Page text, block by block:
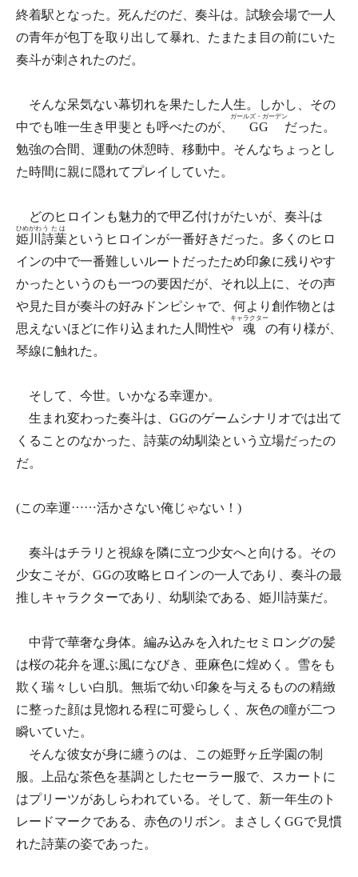
終着駅となった。死んだのだ、奏斗は。試験会場で一人
の青年が包丁を取り出して暴れ、たまたま目の前にいた
奏斗が刺されたのだ。
そんな呆気ない幕切れを果たした人生。しかし、その
中でも唯一生き甲斐とも呼べたのが、
GG
ガールズ・ガーデン
だった。
勉強の合間、運動の休憩時、移動中。そんなちょっとし
た時間に親に隠れてプレイしていた。
どのヒロインも魅力的で甲乙付けがたいが、奏斗は
姫川
ひめがわ
詩葉
うたは
というヒロインが一番好きだった。多くのヒロ
インの中で一番難しいルートだったため印象に残りやす
かったというのも一つの要因だが、それ以上に、その声
や見た目が奏斗の好みドンピシャで、何より創作物とは
思えないほどに作り込まれた人間性や
魂
キャラクター
の有り様が、
琴線に触れた。
そして、今世。いかなる幸運か。
生まれ変わった奏斗は、GGのゲームシナリオでは出て
くることのなかった、詩葉の幼馴染という立場だったの
だ。
(この幸運……活かさない俺じゃない！)
奏斗はチラリと視線を隣に立つ少女へと向ける。その
少女こそが、GGの攻略ヒロインの一人であり、奏斗の最
推しキャラクターであり、幼馴染である、姫川詩葉だ。
中背で華奢な身体。編み込みを入れたセミロングの髪
は桜の花弁を運ぶ風になびき、亜麻色に煌めく。雪をも
欺く瑞々しい白肌。無垢で幼い印象を与えるものの精緻
に整った顔は見惚れる程に可愛らしく、灰色の瞳が二つ
瞬いていた。
そんな彼女が身に纏うのは、この姫野ヶ丘学園の制
服。上品な茶色を基調としたセーラー服で、スカートに
はプリーツがあしらわれている。そして、新一年生のト
レードマークである、赤色のリボン。まさしくGGで見慣
れた詩葉の姿であった。